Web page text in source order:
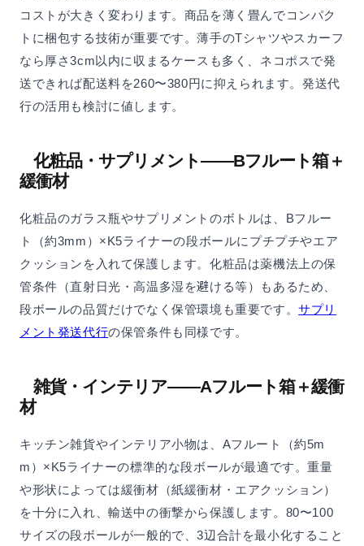
コストが大きく変わります。商品を薄く畳んでコンパク
トに梱包する技術が重要です。薄手のTシャツやスカーフ
なら厚さ3cm以内に収まるケースも多く、ネコポスで発
送できれば配送料を260〜380円に抑えられます。発送代
行の活用も検討に値します。
化粧品・サプリメント——Bフルート箱＋
緩衝材
化粧品のガラス瓶やサプリメントのボトルは、Bフルー
ト（約3mm）×K5ライナーの段ボールにプチプチやエア
クッションを入れて保護します。化粧品は薬機法上の保
管条件（直射日光・高温多湿を避ける等）もあるため、
段ボールの品質だけでなく保管環境も重要です。サプリ
メント発送代行の保管条件も同様です。
雑貨・インテリア——Aフルート箱＋緩衝
材
キッチン雑貨やインテリア小物は、Aフルート（約5m
m）×K5ライナーの標準的な段ボールが最適です。重量
や形状によっては緩衝材（紙緩衝材・エアクッション）
を十分に入れ、輸送中の衝撃から保護します。80〜100
サイズの段ボールが一般的で、3辺合計を最小化すること